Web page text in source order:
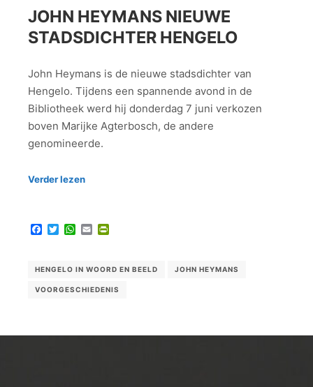
JOHN HEYMANS NIEUWE
STADSDICHTER HENGELO
John Heymans is de nieuwe stadsdichter van
Hengelo. Tijdens een spannende avond in de
Bibliotheek werd hij donderdag 7 juni verkozen
boven Marijke Agterbosch, de andere
genomineerde.
Verder lezen
Facebook
TwitterWhatsApp
Email
HENGELO IN WOORD EN BEELD JOHN HEYMANS
VOORGESCHIEDENIS